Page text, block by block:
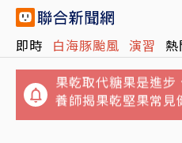
即時 白海豚颱風 演習 熱
養師揭果乾堅果常見
吃海鮮麵險喪命！
房 醫示警5隔夜菜直